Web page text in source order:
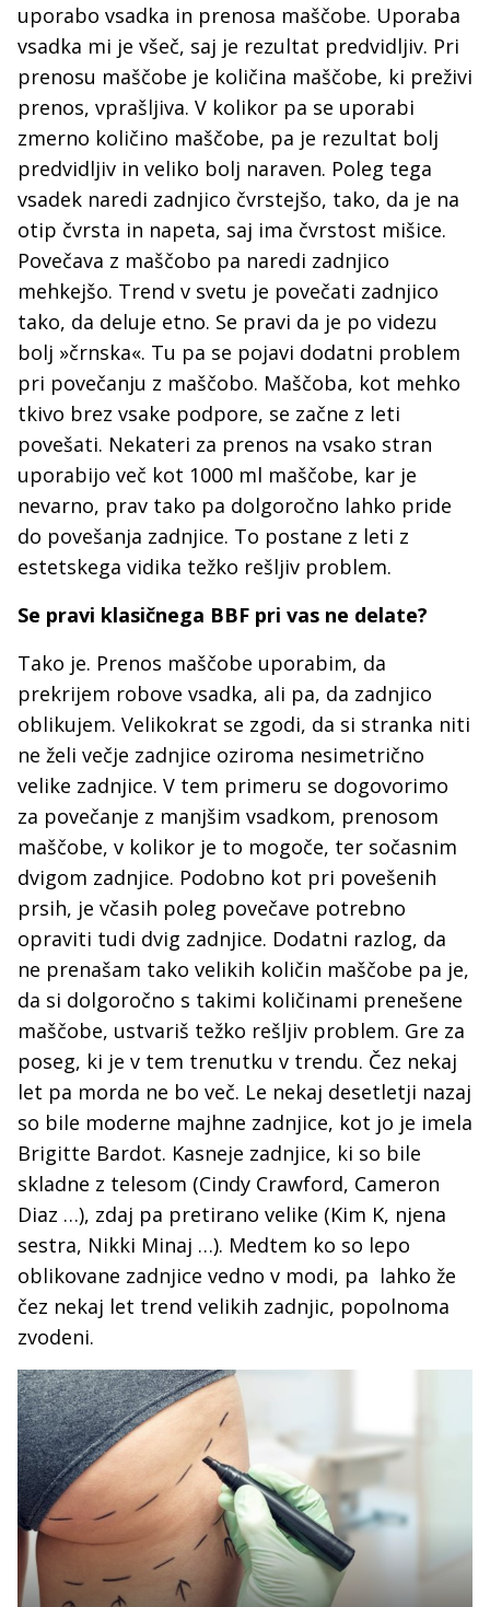
uporabo vsadka in prenosa maščobe. Uporaba
vsadka mi je všeč, saj je rezultat predvidljiv. Pri
prenosu maščobe je količina maščobe, ki preživi
prenos, vprašljiva. V kolikor pa se uporabi
zmerno količino maščobe, pa je rezultat bolj
predvidljiv in veliko bolj naraven. Poleg tega
vsadek naredi zadnjico čvrstejšo, tako, da je na
otip čvrsta in napeta, saj ima čvrstost mišice.
Povečava z maščobo pa naredi zadnjico
mehkejšo. Trend v svetu je povečati zadnjico
tako, da deluje etno. Se pravi da je po videzu
bolj »črnska«. Tu pa se pojavi dodatni problem
pri povečanju z maščobo. Maščoba, kot mehko
tkivo brez vsake podpore, se začne z leti
povešati. Nekateri za prenos na vsako stran
uporabijo več kot 1000 ml maščobe, kar je
nevarno, prav tako pa dolgoročno lahko pride
do povešanja zadnjice. To postane z leti z
estetskega vidika težko rešljiv problem.
Se pravi klasičnega BBF pri vas ne delate?
Tako je. Prenos maščobe uporabim, da
prekrijem robove vsadka, ali pa, da zadnjico
oblikujem. Velikokrat se zgodi, da si stranka niti
ne želi večje zadnjice oziroma nesimetrično
velike zadnjice. V tem primeru se dogovorimo
za povečanje z manjšim vsadkom, prenosom
maščobe, v kolikor je to mogoče, ter sočasnim
dvigom zadnjice. Podobno kot pri povešenih
prsih, je včasih poleg povečave potrebno
opraviti tudi dvig zadnjice. Dodatni razlog, da
ne prenašam tako velikih količin maščobe pa je,
da si dolgoročno s takimi količinami prenešene
maščobe, ustvariš težko rešljiv problem. Gre za
poseg, ki je v tem trenutku v trendu. Čez nekaj
let pa morda ne bo več. Le nekaj desetletji nazaj
so bile moderne majhne zadnjice, kot jo je imela
Brigitte Bardot. Kasneje zadnjice, ki so bile
skladne z telesom (Cindy Crawford, Cameron
Diaz …), zdaj pa pretirano velike (Kim K, njena
sestra, Nikki Minaj …). Medtem ko so lepo
oblikovane zadnjice vedno v modi, pa lahko že
čez nekaj let trend velikih zadnjic, popolnoma
zvodeni.